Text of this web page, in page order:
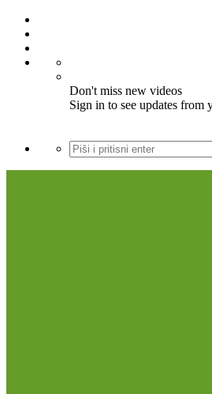
Don't miss new videos
Sign in to see updates from